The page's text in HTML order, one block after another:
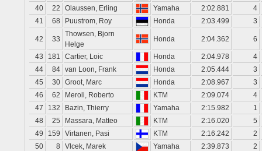
40
22 Olaussen, Erling Yamaha 2:02.881
4
41
68 Puustrom, Roy Honda 2:03.499 3
42 33
Thowsen, Bjorn
Helge
Honda 2:04.362 6
43 181 Cartier, Loic Honda 2:04.978
4
44
84 van Loon, Frank Honda 2:05.444
3
45
30 Groot, Marc Honda 2:08.967
3
46
62 Meroli, Roberto KTM 2:09.074
4
47
132 Bazin, Thierry Yamaha 2:15.982
1
48
25 Massara, Matteo KTM 2:16.020
5
49
159 Virtanen, Pasi KTM 2:16.242
2
50
8 Vlcek, Marek Yamaha 2:39.873 2